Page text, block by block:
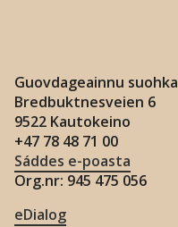
Guovdageainnu
Bredbuktnesveien 6
9522 Kautokeino
+47 78 48 71 00
Sáddes e-poasta
Org.nr: 945 475 056
eDialog